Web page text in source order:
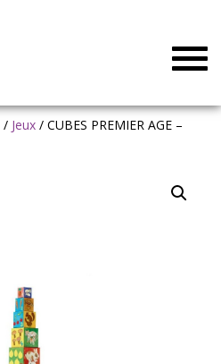
/ Jeux / CUBES PREMIER AGE –